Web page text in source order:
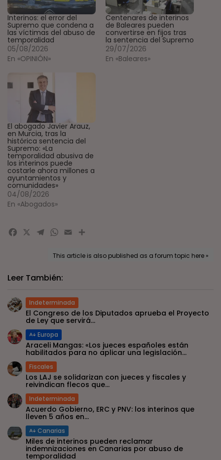
Interinos: el error del
Supremo que condena a
las víctimas del abuso de
temporalidad
05/08/2026
En «OPINIÓN»
Centenares de interinos
de Baleares pueden
convertirse en fijos tras
la sentencia del Supremo
29/07/2026
En «Baleares»
El abogado Javier Arauz,
en Murcia, tras la
histórica sentencia del
Supremo: «La
temporalidad abusiva de
los interinos puede
costarle ahora millones a
ayuntamientos y
comunidades»
04/08/2026
En «Abogados»
Facebook
X Telegram
WhatsApp
EmailCompartir
This article is also published as a forum topic here »
Leer También:
Indeterminada
El Congreso de los Diputados aprueba el Proyecto
de Ley que servirá...
Europa
Araceli Mangas: «Los jueces españoles están
habilitados para no aplicar una legislación...
Fiscales
Los LAJ se solidarizan con jueces y fiscales y
reivindican flecos que...
Indeterminada
Acuerdo Gobierno, ERC y PNV: los interinos que
lleven 5 años en...
Canarias
Miles de interinos pueden reclamar
indemnizaciones en Canarias por abuso de
temporalidad